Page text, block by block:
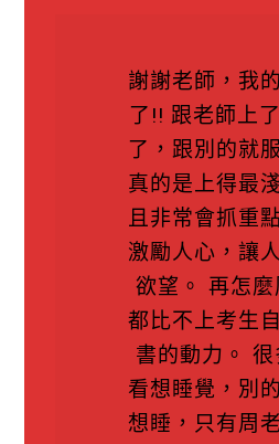
謝謝老師，我
了!! 跟老師上
了，跟別的就
真的是上得最
且非常會抓重
激勵人心，讓
欲望。 再怎
都比不上考生
書的動力。
看想睡覺，別
想睡，只有周